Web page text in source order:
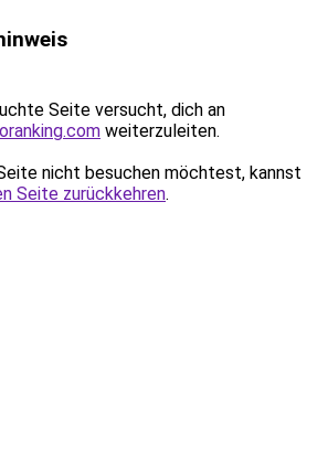
Seite versucht, dich an
weiterzuleiten.
nicht besuchen möchtest, kannst
Seite zurückkehren.